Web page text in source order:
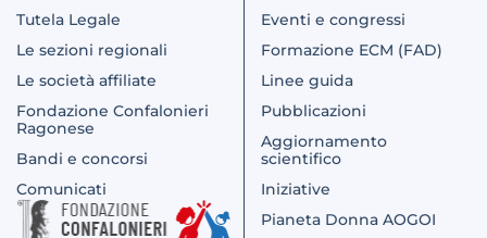
Tutela Legale
Le sezioni regionali
Le società affiliate
Fondazione Confalonieri
Ragonese
Bandi e concorsi
Comunicati
Eventi e congressi
Formazione ECM (FAD)
Linee guida
Pubblicazioni
Aggiornamento
scientifico
Iniziative
Pianeta Donna AOGOI